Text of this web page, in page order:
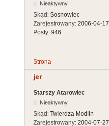
Nieaktywny
Skąd: Sosnowiec
Zarejestrowany: 2006-04-17
Posty: 946
Strona
jer
Starszy Atarowiec
Nieaktywny
Skąd: Twierdza Modlin
Zarejestrowany: 2004-07-27